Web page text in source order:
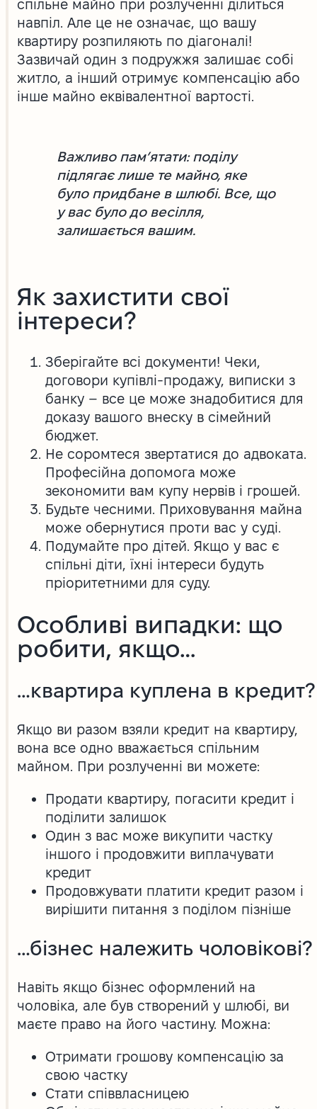
спільне майно при розлученні ділиться
навпіл. Але це не означає, що вашу
квартиру розпиляють по діагоналі!
Зазвичай один з подружжя залишає собі
житло, а інший отримує компенсацію або
інше майно еквівалентної вартості.
Важливо пам’ятати: поділу
підлягає лише те майно, яке
було придбане в шлюбі. Все, що
у вас було до весілля,
залишається вашим.
Як захистити свої
інтереси?
Зберігайте всі документи! Чеки,
договори купівлі-продажу, виписки з
банку – все це може знадобитися для
доказу вашого внеску в сімейний
бюджет.
Не соромтеся звертатися до адвоката.
Професійна допомога може
зекономити вам купу нервів і грошей.
Будьте чесними. Приховування майна
може обернутися проти вас у суді.
Подумайте про дітей. Якщо у вас є
спільні діти, їхні інтереси будуть
пріоритетними для суду.
Особливі випадки: що
робити, якщо…
…квартира куплена в кредит?
Якщо ви разом взяли кредит на квартиру,
вона все одно вважається спільним
майном. При розлученні ви можете:
Продати квартиру, погасити кредит і
поділити залишок
Один з вас може викупити частку
іншого і продовжити виплачувати
кредит
Продовжувати платити кредит разом і
вирішити питання з поділом пізніше
…бізнес належить чоловікові?
Навіть якщо бізнес оформлений на
чоловіка, але був створений у шлюбі, ви
маєте право на його частину. Можна:
Отримати грошову компенсацію за
свою частку
Стати співвласницею